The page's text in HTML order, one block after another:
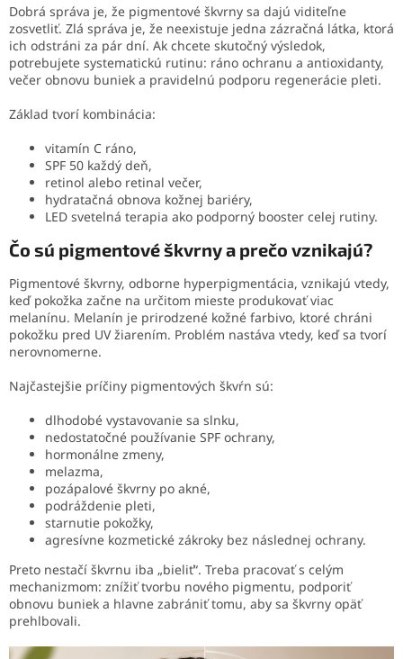
Dobrá správa je, že pigmentové škvrny sa dajú viditeľne
zosvetliť. Zlá správa je, že neexistuje jedna zázračná látka, ktorá
ich odstráni za pár dní. Ak chcete skutočný výsledok,
potrebujete systematickú rutinu: ráno ochranu a antioxidanty,
večer obnovu buniek a pravidelnú podporu regenerácie pleti.
Základ tvorí kombinácia:
vitamín C ráno,
SPF 50 každý deň,
retinol alebo retinal večer,
hydratačná obnova kožnej bariéry,
LED svetelná terapia ako podporný booster celej rutiny.
Čo sú pigmentové škvrny a prečo vznikajú?
Pigmentové škvrny, odborne hyperpigmentácia, vznikajú vtedy,
keď pokožka začne na určitom mieste produkovať viac
melanínu. Melanín je prirodzené kožné farbivo, ktoré chráni
pokožku pred UV žiarením. Problém nastáva vtedy, keď sa tvorí
nerovnomerne.
Najčastejšie príčiny pigmentových škvŕn sú:
dlhodobé vystavovanie sa slnku,
nedostatočné používanie SPF ochrany,
hormonálne zmeny,
melazma,
pozápalové škvrny po akné,
podráždenie pleti,
starnutie pokožky,
agresívne kozmetické zákroky bez následnej ochrany.
Preto nestačí škvrnu iba „bieliť“. Treba pracovať s celým
mechanizmom: znížiť tvorbu nového pigmentu, podporiť
obnovu buniek a hlavne zabrániť tomu, aby sa škvrny opäť
prehlbovali.